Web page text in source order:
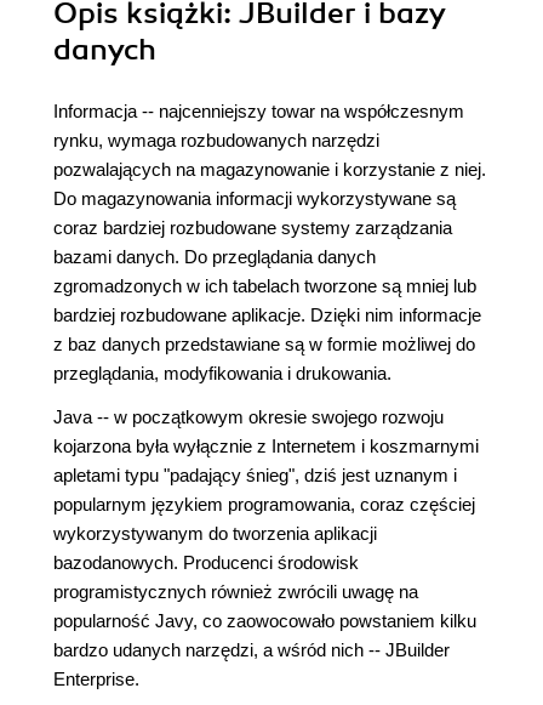
Opis książki: JBuilder i bazy
danych
Informacja -- najcenniejszy towar na współczesnym
rynku, wymaga rozbudowanych narzędzi
pozwalających na magazynowanie i korzystanie z niej.
Do magazynowania informacji wykorzystywane są
coraz bardziej rozbudowane systemy zarządzania
bazami danych. Do przeglądania danych
zgromadzonych w ich tabelach tworzone są mniej lub
bardziej rozbudowane aplikacje. Dzięki nim informacje
z baz danych przedstawiane są w formie możliwej do
przeglądania, modyfikowania i drukowania.
Java -- w początkowym okresie swojego rozwoju
kojarzona była wyłącznie z Internetem i koszmarnymi
apletami typu "padający śnieg", dziś jest uznanym i
popularnym językiem programowania, coraz częściej
wykorzystywanym do tworzenia aplikacji
bazodanowych. Producenci środowisk
programistycznych również zwrócili uwagę na
popularność Javy, co zaowocowało powstaniem kilku
bardzo udanych narzędzi, a wśród nich -- JBuilder
Enterprise.